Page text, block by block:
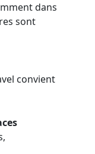
dans
sont
convient